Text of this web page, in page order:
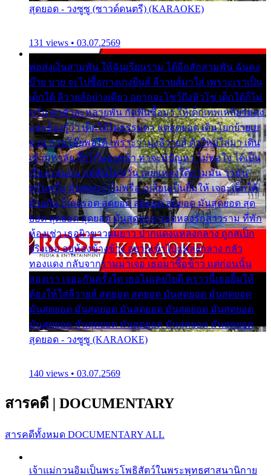
สุดยอด - วงซูซู (ซาวด์ดนตรี) (KARAOKE)
131 views • 03.07.2569
พ่อส่งเงินสามพัน ให้ฉันเรียนราม ได้อีกสักสามพัน ฉันคง
บ๊าย บาย จะไปซื้อกางเกงยีนส์ ลีวายส์มาใส่ เพราะเราเป็น
เด็กใต้ ลีวายส์อย่างเดียว อยากจะโชว์ถึงหิวโซ เด็กใต้ก็ไม่
หวั่น ตกตัวละหลายพัน กัดฟันซื้อมา ให้เด็กเทพเหลียวมอง
และต้องรู้ว่า เด็กใต้ไม่ธรรมดา แต่สุดยอด เดินโยกย้ายเย
ยวน กวนโอ๊ยพอได้ เพราะว่านุ่งลีวายส์ ตัวใหม่ใส่มา เดิน
เข้ามหาลัย จิ๊กโก๊มองหน้า ท่าจะมีปัญหา ไม่พอใจ ได้เป็น
เรื่องแน่นอน แต่ฉันไม่หวั่น เลยแหลงใต้ถามมัน ว่ามัน
พรั่นพรือ มันตอบว่าไม่พรื่อ เปลี่ยนเป็นยิ้มให้ เจอะเด็กใต้
ด้วยกัน ก็เลยรอด สุดยอด สุดยอด สุดยอด มันสุดยอด สุด
ยอด สุดยอด สุดยอด มันสุดยอด แอบหลงรักสาวราม ที่พัก
ห้องเช่า เธอผิวขาวผมยาว ปากแดงแหลงกลาง ถูกสเป็ก
จริงเธอ อยู่ห้องข้างข้าง อยากเข้าไปแหลงกลาง กลัว
ทองแดง กลับจากรามมาเจอ เธอมาซื้อข้าว แต่ก่อนนั้น
สองเรา เจอะกันครั้งใด เธอไม่เคยไยดี คราวนี้เธอยิ้มให้
ต้องให้ใส่ลีวายส์ สุดยอด สุดยอด มันสุดยอด มันสุดยอด
มันสุดยอด มันสุดยอด มันสุดยอด มันสุดยอด มันสุดยอด
มันสุดยอด มันสุดยอด มันสุดยอด มันสุดยอด มันสุดยอด
สุดยอด - วงซูซู (KARAOKE)
140 views • 03.07.2569
สารคดี | DOCUMENTARY
สารคดีทั้งหมด DOCUMENTARY ALL
เจ้าแม่กวนอิมเป็นพระโพธิสัตว์ในพระพุทธศาสนานิกาย